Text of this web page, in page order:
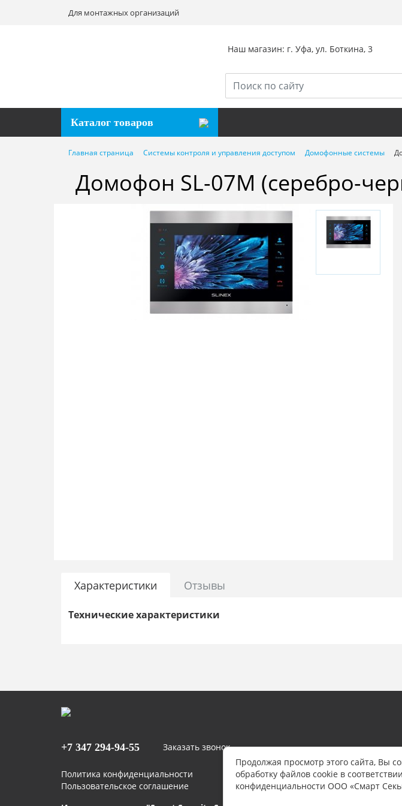
Для монтажных организаций
Наш магазин: г. Уфа, ул. Боткина, 3
Каталог товаров
Главная страница Системы контроля и управления доступом Домофонные системы
Домофон SL-07M (серебро-
Характеристики Отзывы
Технические характеристики
+7 347 294-94-55 Заказать звонок
Политика конфиденциальности
Пользовательское соглашение
*Цены и технические
не являются публичной
Указанные цены могут
информации звоните нам
Продолжая просмотр этого сайта, Вы
обработку файлов cookie в
конфиденциальности ООО «Смарт